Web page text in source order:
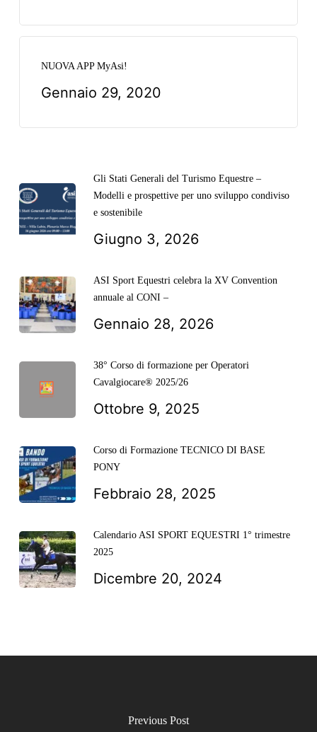
NUOVA APP MyAsi!
Gennaio 29, 2020
Gli Stati Generali del Turismo Equestre –
Modelli e prospettive per uno sviluppo condiviso
e sostenibile
Giugno 3, 2026
ASI Sport Equestri celebra la XV Convention
annuale al CONI –
Gennaio 28, 2026
38° Corso di formazione per Operatori
Cavalgiocare® 2025/26
Ottobre 9, 2025
Corso di Formazione TECNICO DI BASE
PONY
Febbraio 28, 2025
Calendario ASI SPORT EQUESTRI 1° trimestre
2025
Dicembre 20, 2024
Previous Post